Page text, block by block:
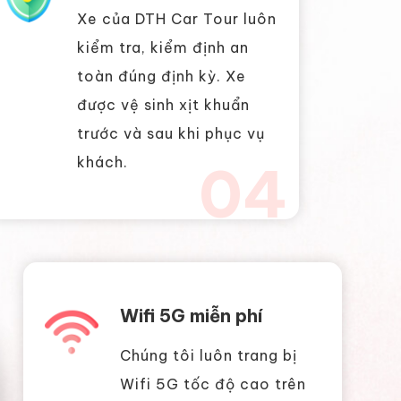
Xe của DTH Car Tour luôn
kiểm tra, kiểm định an
toàn đúng định kỳ. Xe
được vệ sinh xịt khuẩn
trước và sau khi phục vụ
khách.
04
Wifi 5G miễn phí
Chúng tôi luôn trang bị
Wifi 5G tốc độ cao trên